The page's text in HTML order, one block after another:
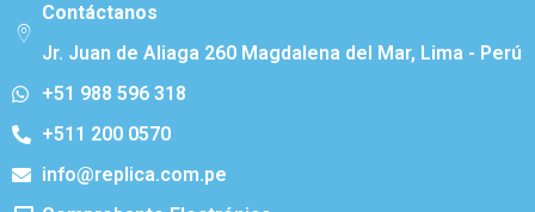
Contáctanos
Jr. Juan de Aliaga 260 Magdalena del Mar, Lima - Perú
+51 988 596 318
+511 200 0570
info@replica.com.pe